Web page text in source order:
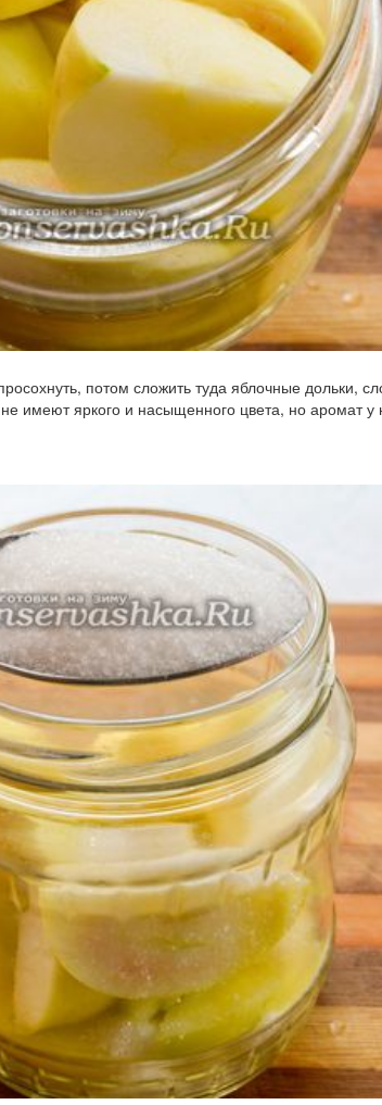
потом сложить туда яблочные дольки,
имеют яркого и насыщенного цвета, но аромат